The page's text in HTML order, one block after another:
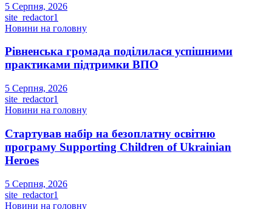
5 Серпня, 2026
site_redactor1
Новини на головну
Рівненська громада поділилася успішними
практиками підтримки ВПО
5 Серпня, 2026
site_redactor1
Новини на головну
Стартував набір на безоплатну освітню
програму Supporting Children of Ukrainian
Heroes
5 Серпня, 2026
site_redactor1
Новини на головну